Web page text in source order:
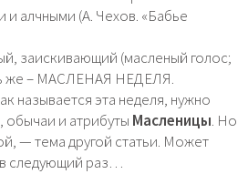
и алчными (А. Чехов. «Бабье
заискивающий (масленый голос;
же – МАСЛЕНАЯ НЕДЕЛЯ.
называется эта неделя, нужно
и атрибуты Масленицы. Но
— тема другой статьи. Может
следующий раз…